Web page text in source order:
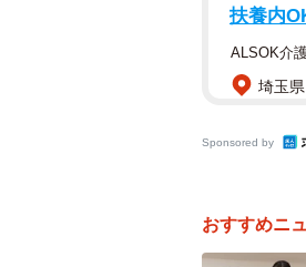
扶養内
ALSOK介
埼玉
Sponsored by
おすすめニ